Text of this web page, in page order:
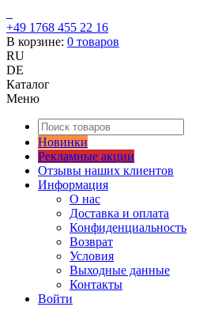
+49 1768 455 22 16
В корзине: 0 товаров
RU
DE
Каталог
Меню
Новинки
Рекламные акции
Отзывы наших клиентов
Информация
О нас
Доставка и оплата
Конфиденциальность
Возврат
Условия
Выходные данные
Контакты
Войти